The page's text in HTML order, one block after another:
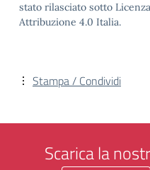
stato rilasciato sotto
Attribuzione 4.0 Italia.
Stampa / Condividi
Scarica la